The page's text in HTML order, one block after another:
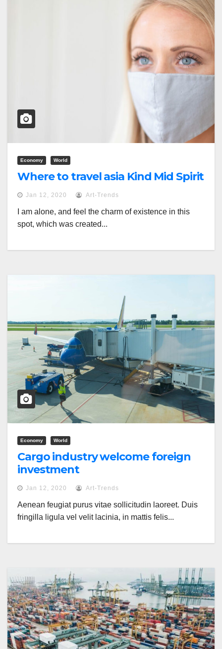
Economy World
Where to travel asia Kind Mid Spirit
Jan 12, 2020 Art-Trends
I am alone, and feel the charm of existence in this
spot, which was created...
Economy World
Cargo industry welcome foreign
investment
Jan 12, 2020 Art-Trends
Aenean feugiat purus vitae sollicitudin laoreet. Duis
fringilla ligula vel velit lacinia, in mattis felis...